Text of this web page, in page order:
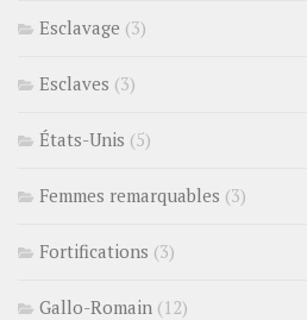
Esclavage (3)
Esclaves (3)
États-Unis (5)
Femmes remarquables (3)
Fortifications (3)
Gallo-Romain (12)